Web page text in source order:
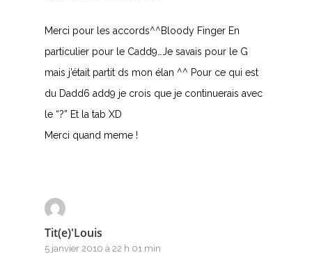
Merci pour les accords^^Bloody Finger En
particulier pour le Cadd9…Je savais pour le G
mais j’était partit ds mon élan ^^ Pour ce qui est
du Dadd6 add9 je crois que je continuerais avec
le “?” Et la tab XD
Merci quand meme !
Tit(e)'Louis
5 janvier 2010 à 22 h 01 min